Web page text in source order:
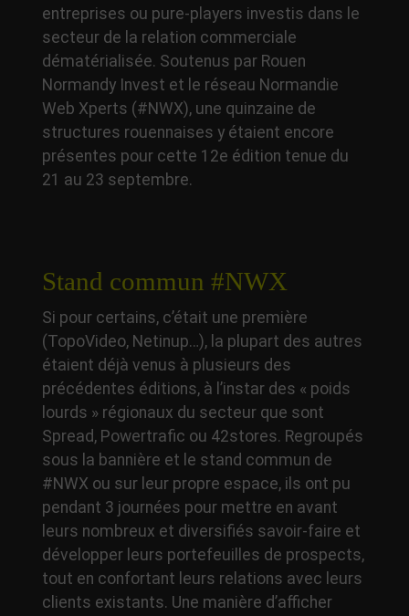
entreprises ou pure-players investis dans le
secteur de la relation commerciale
dématérialisée. Soutenus par Rouen
Normandy Invest et le réseau Normandie
Web Xperts (#NWX), une quinzaine de
structures rouennaises y étaient encore
présentes pour cette 12e édition tenue du
21 au 23 septembre.
Stand commun #NWX
Si pour certains, c’était une première
(TopoVideo, Netinup…), la plupart des autres
étaient déjà venus à plusieurs des
précédentes éditions, à l’instar des « poids
lourds » régionaux du secteur que sont
Spread, Powertrafic ou 42stores. Regroupés
sous la bannière et le stand commun de
#NWX ou sur leur propre espace, ils ont pu
pendant 3 journées pour mettre en avant
leurs nombreux et diversifiés savoir-faire et
développer leurs portefeuilles de prospects,
tout en confortant leurs relations avec leurs
clients existants. Une manière d’afficher